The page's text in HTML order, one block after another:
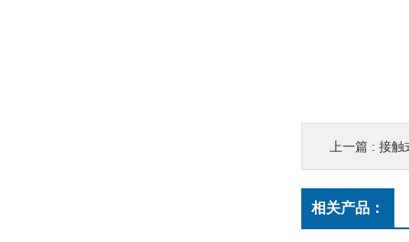
上一篇 : 接触
相关产品：